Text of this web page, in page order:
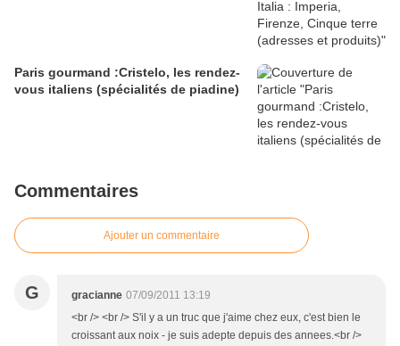
Paris gourmand :Cristelo, les rendez-
vous italiens (spécialités de piadine)
Commentaires
Ajouter un commentaire
G gracianne 07/09/2011 13:19
<br /> <br /> S'il y a un truc que j'aime chez eux, c'est bien le
croissant aux noix - je suis adepte depuis des annees.<br />